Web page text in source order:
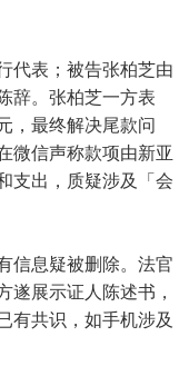
代表；被告张柏芝由
辞。张柏芝一方表
，最终解决尾款问
微信声称款项由新亚
支出，质疑涉及「会
信息疑被删除。法官
遂展示证人陈述书，
有共识，如手机涉及